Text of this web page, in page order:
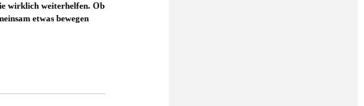
wirklich weiterhelfen. Ob
etwas bewegen